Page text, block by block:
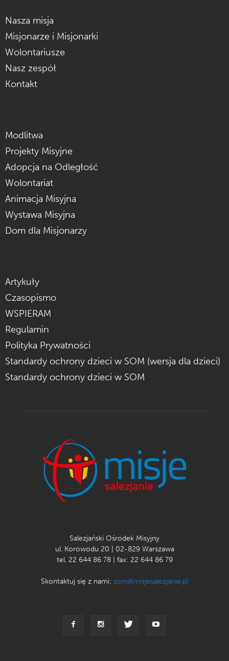
Nasza misja
Misjonarze i Misjonarki
Wolontariusze
Nasz zespół
Kontakt
Modlitwa
Projekty Misyjne
Adopcja na Odległość
Wolontariat
Animacja Misyjna
Wystawa Misyjna
Dom dla Misjonarzy
Artykuły
Czasopismo
WSPIERAM
Regulamin
Polityka Prywatności
Standardy ochrony dzieci w SOM (wersja dla dzieci)
Standardy ochrony dzieci w SOM
Salezjański Ośrodek Misyjny
ul. Korowodu 20 | 02-829 Warszawa
tel. 22 644 86 78 | fax: 22 644 86 79
Skontaktuj się z nami: som@misjesalezjanie.pl